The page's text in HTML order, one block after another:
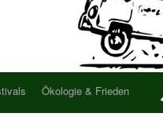
Ökologie & Frieden